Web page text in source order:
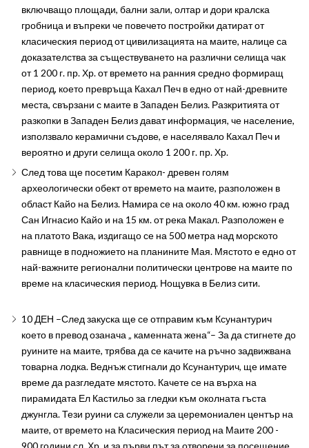
включващо площади, бални зали, олтар и дори кралска
гробница и въпреки че повечето постройки датират от
класическия период от цивилизацията на маите, налице са
доказателства за съществуването на различни селища чак
от 1 200 г. пр. Хр. от времето на ранния средно формиращ
период, което превръща Кахал Печ в едно от най-древните
места, свързани с маите в Западен Белиз. Разкритията от
разкопки в Западен Белиз дават информация, че население,
използвало керамични съдове, е населявало Кахал Печ и
вероятно и други селища около 1 200 г. пр. Хр.
След това ще посетим Каракол- древен голям
археологически обект от времето на маите, разположен в
област Кайо на Белиз. Намира се на около 40 км. южно град
Сан Игнасио Кайо и на 15 км. от река Макал. Разположен е
на платото Вака, издигащо се на 500 метра над морското
равнище в подножието на планините Мая. Мястото е едно от
най-важните регионални политически центрове на маите по
време на класическия период. Нощувка в Белиз сити.
10 ДЕН –След закуска ще се отправим към Ксунантурич
което в превод озанача „ каменната жена“– За да стигнете до
руините на маите, трябва да се качите на ръчно задвижвана
товарна лодка. Веднъж стигнали до Ксунантурич, ще имате
време да разгледате мястото. Качете се на върха на
пирамидата Ел Кастильо за гледки към околната гъста
джунгла. Тези руини са служели за церемониален център на
маите, от времето на Класическия период на Маите 200 -
900 години сл. Хр. и за първи път за отворени за посещение